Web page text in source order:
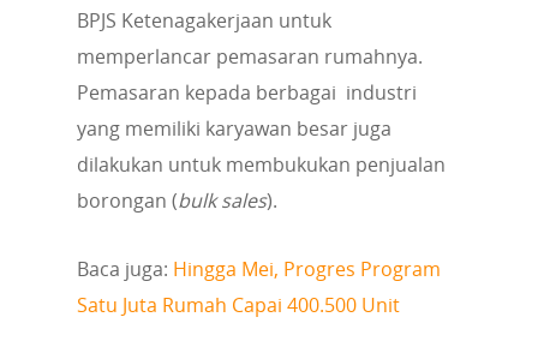
BPJS Ketenagakerjaan untuk
memperlancar pemasaran rumahnya.
Pemasaran kepada berbagai industri
yang memiliki karyawan besar juga
dilakukan untuk membukukan penjualan
borongan (bulk sales).
Baca juga: Hingga Mei, Progres Program
Satu Juta Rumah Capai 400.500 Unit